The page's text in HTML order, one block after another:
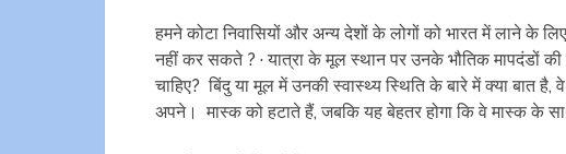
हमने कोटा निवासियों और अन्य देशों के लोगों को भारत में लाने के
नहीं कर सकते ? · यात्रा के मूल स्थान पर उनके भौतिक मापदंडों
चाहिए? बिंदु या मूल में उनकी स्वास्थ्य स्थिति के बारे में क्या बात
अपने। मास्क को हटाते हैं, जबकि यह बेहतर होगा कि वे मास्क के